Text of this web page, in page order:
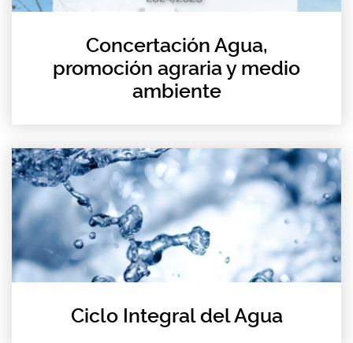
Concertación Agua,
promoción agraria y medio
ambiente
Ciclo Integral del Agua